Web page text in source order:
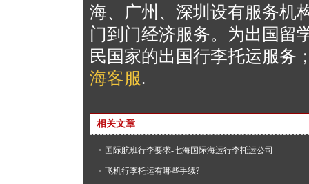
海、广州、深圳设有服务机
门到门经济服务。为出国留
民国家的出国行李托运服务
海客服.
相关文章
国际航班行李要求-七海国际海运行李托运公司
飞机行李托运有哪些手续?